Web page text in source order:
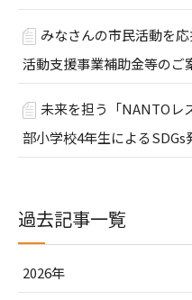
みなさんの市民活動を
活動支援事業補助金等のご
未来を担う「NANTOレ
部小学校4年生による
過去記事一覧
2026年